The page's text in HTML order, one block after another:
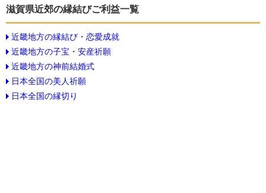
滋賀県近郊の縁結びご利益一覧
近畿地方の縁結び・恋愛成就
近畿地方の子宝・安産祈願
近畿地方の神前結婚式
日本全国の美人祈願
日本全国の縁切り